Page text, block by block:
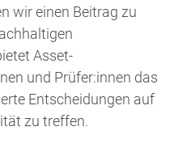
wir einen Beitrag zu
Asset-
und Prüfer:innen das
Entscheidungen auf
zu treffen.